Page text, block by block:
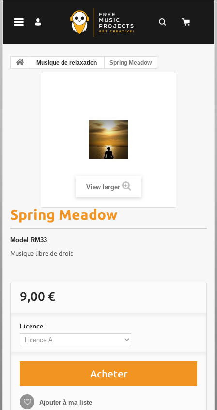
Musique de relaxation Spring Meadow
View larger
Spring Meadow
Model RM33
Musique libre de droit
9,00 €
Licence :
Acheter
Ajouter à ma liste